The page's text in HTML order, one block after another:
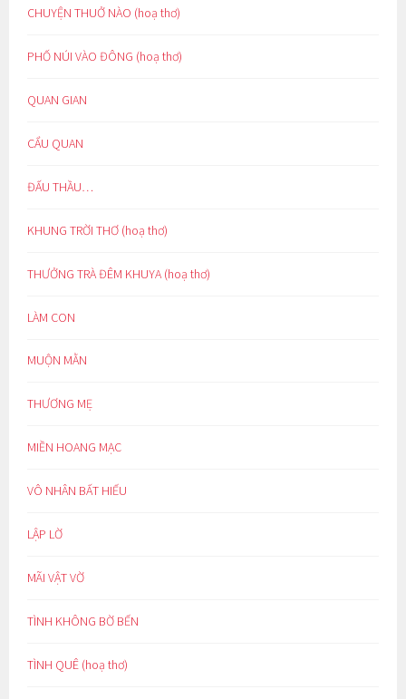
CHUYỆN THUỞ NÀO (hoạ thơ)
PHỐ NÚI VÀO ĐÔNG (hoạ thơ)
QUAN GIAN
CẨU QUAN
ĐẤU THẦU…
KHUNG TRỜI THƠ (hoạ thơ)
THƯỞNG TRÀ ĐÊM KHUYA (hoạ thơ)
LÀM CON
MUỘN MẰN
THƯƠNG MẸ
MIỀN HOANG MẠC
VÔ NHÂN BẤT HIẾU
LẬP LỜ
MÃI VẬT VỜ
TÌNH KHÔNG BỜ BẾN
TÌNH QUÊ (hoạ thơ)